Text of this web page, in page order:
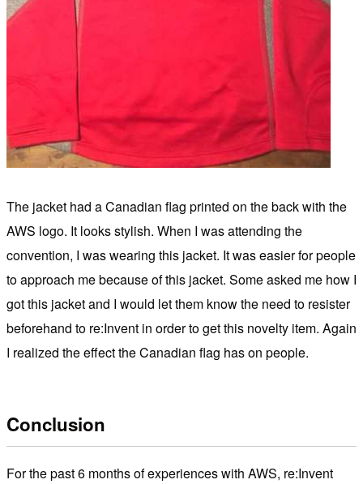
The jacket had a Canadian flag printed on the back with the
AWS logo. It looks stylish. When I was attending the
convention, I was wearing this jacket. It was easier for people
to approach me because of this jacket. Some asked me how I
got this jacket and I would let them know the need to resister
beforehand to re:Invent in order to get this novelty item. Again
I realized the effect the Canadian flag has on people.
Conclusion
For the past 6 months of experiences with AWS, re:Invent